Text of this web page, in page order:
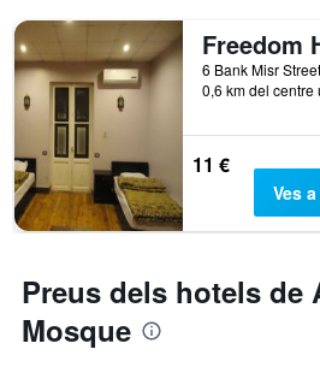
0,6 km del centre
11 €
Ves
Preus dels hotels de
Mosque